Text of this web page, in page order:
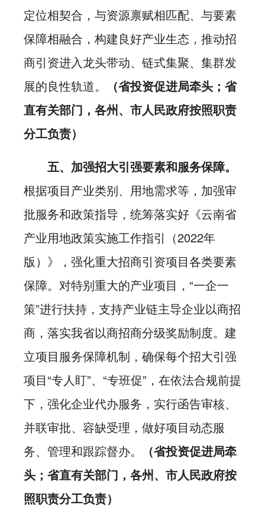
定位相契合，与资源禀赋相匹配、与要素
保障相融合，构建良好产业生态，推动招
商引资进入龙头带动、链式集聚、集群发
展的良性轨道。
（省投资促进局牵头；省
直有关部门，各州、市人民政府按照职责
分工负责）
五、加强招大引强要素和服务保障。
根据项目产业类别、用地需求等，加强审
批服务和政策指导，统筹落实好《云南省
产业用地政策实施工作指引（2022年
版）》，强化重大招商引资项目各类要素
保障。对特别重大的产业项目，“一企一
策”进行扶持，支持产业链主导企业以商招
商，落实我省以商招商分级奖励制度。建
立项目服务保障机制，确保每个招大引强
项目“专人盯”、“专班促”，在依法合规前提
下，强化企业代办服务，实行函告审核、
并联审批、容缺受理，做好项目动态服
务、管理和跟踪督办。
（省投资促进局牵
头；省直有关部门，各州、市人民政府按
照职责分工负责）